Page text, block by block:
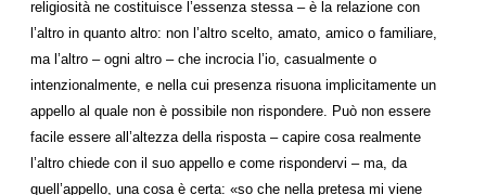
religiosità ne costituisce l’essenza stessa – è la relazione con
l’altro in quanto altro: non l’altro scelto, amato, amico o familiare,
ma l’altro – ogni altro – che incrocia l’io, casualmente o
intenzionalmente, e nella cui presenza risuona implicitamente un
appello al quale non è possibile non rispondere. Può non essere
facile essere all’altezza della risposta – capire cosa realmente
l’altro chiede con il suo appello e come rispondervi – ma, da
quell’appello, una cosa è certa: «so che nella pretesa mi viene